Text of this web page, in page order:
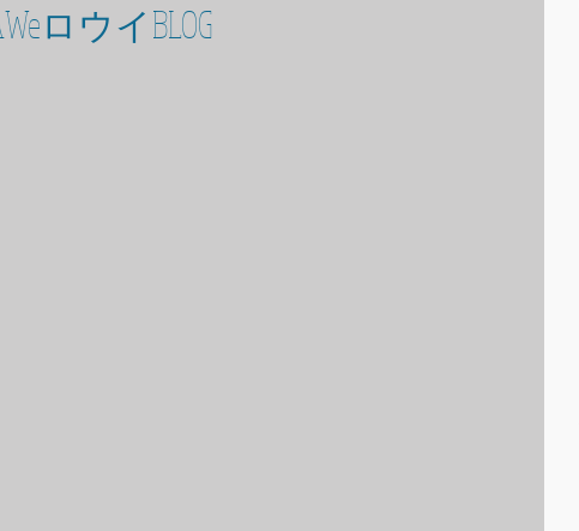
ロウイBLOG